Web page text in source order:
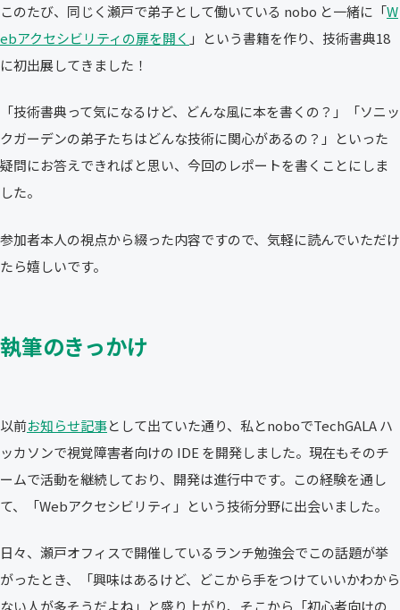
このたび、同じく瀬戸で弟子として働いている nobo と一緒に「W
ebアクセシビリティの扉を開く 」という書籍を作り、技術書典18
に初出展してきました！
「技術書典って気になるけど、どんな風に本を書くの？」「ソニッ
クガーデンの弟子たちはどんな技術に関心があるの？」といった
疑問にお答えできればと思い、今回のレポートを書くことにしま
した。
参加者本人の視点から綴った内容ですので、気軽に読んでいただけ
たら嬉しいです。
執筆のきっかけ
以前お知らせ記事として出ていた通り、私とnoboでTechGALA ハ
ッカソンで視覚障害者向けの IDE を開発しました。現在もそのチ
ームで活動を継続しており、開発は進行中です。この経験を通し
て、「Webアクセシビリティ」という技術分野に出会いました。
日々、瀬戸オフィスで開催しているランチ勉強会でこの話題が挙
がったとき、「興味はあるけど、どこから手をつけていいかわから
ない人が多そうだよね」と盛り上がり、そこから「初心者向けの